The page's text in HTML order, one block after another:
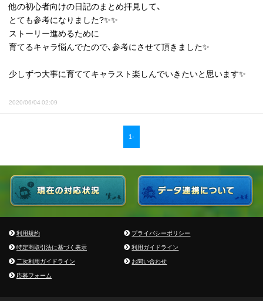
他の初心者向けの日記のまとめ拝見して、
とても参考になりました?✨✨
ストーリー進めるために
育てるキャラ悩んでたので、参考にさせて頂きました✨
少しずつ大事に育ててキャラスト楽しんでいきたいと思います✨
2020/06/04 02:09
1-
利用規約
プライバシーポリシー
特定商取引法に基づく表示
利用ガイドライン
二次利用ガイドライン
お問い合わせ
応募フォーム